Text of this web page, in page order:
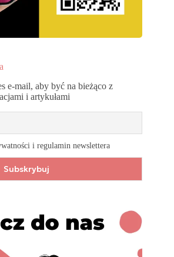
e-mail, aby być na bieżąco z
i artykułami
i regulamin newslettera